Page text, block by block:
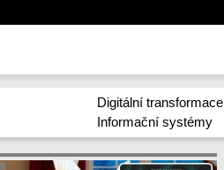
Digitální transformace
Informační systémy